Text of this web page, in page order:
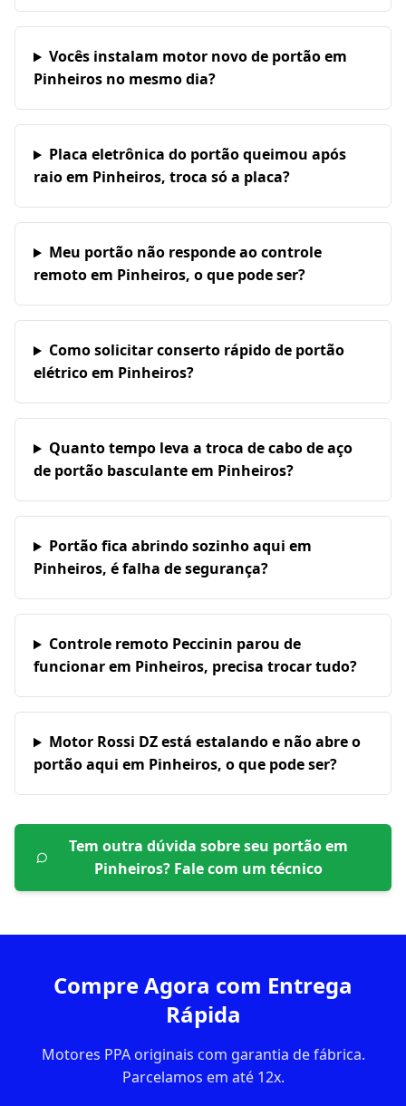
Vocês instalam motor novo de portão em
Pinheiros no mesmo dia?
Placa eletrônica do portão queimou após
raio em Pinheiros, troca só a placa?
Meu portão não responde ao controle
remoto em Pinheiros, o que pode ser?
Como solicitar conserto rápido de portão
elétrico em Pinheiros?
Quanto tempo leva a troca de cabo de aço
de portão basculante em Pinheiros?
Portão fica abrindo sozinho aqui em
Pinheiros, é falha de segurança?
Controle remoto Peccinin parou de
funcionar em Pinheiros, precisa trocar tudo?
Motor Rossi DZ está estalando e não abre o
portão aqui em Pinheiros, o que pode ser?
Tem outra dúvida sobre seu portão em
Pinheiros? Fale com um técnico
Compre Agora com Entrega
Rápida
Motores PPA originais com garantia de fábrica.
Parcelamos em até 12x.